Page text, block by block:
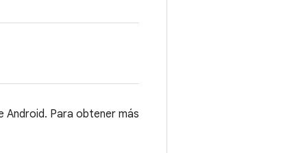
Android. Para obtener más